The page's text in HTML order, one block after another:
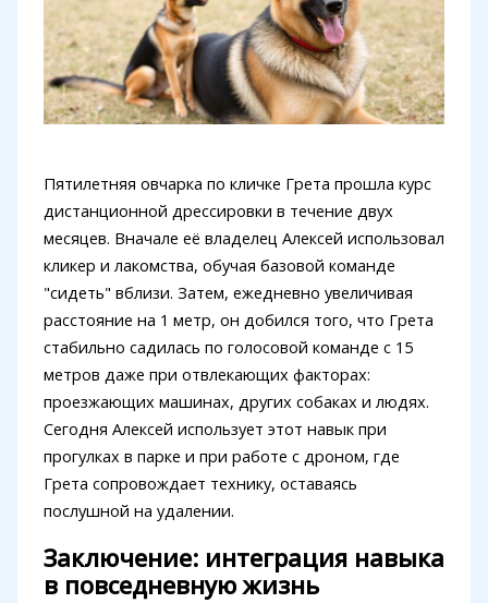
Пятилетняя овчарка по кличке Грета прошла курс
дистанционной дрессировки в течение двух
месяцев. Вначале её владелец Алексей использовал
кликер и лакомства, обучая базовой команде
"сидеть" вблизи. Затем, ежедневно увеличивая
расстояние на 1 метр, он добился того, что Грета
стабильно садилась по голосовой команде с 15
метров даже при отвлекающих факторах:
проезжающих машинах, других собаках и людях.
Сегодня Алексей использует этот навык при
прогулках в парке и при работе с дроном, где
Грета сопровождает технику, оставаясь
послушной на удалении.
Заключение: интеграция навыка
в повседневную жизнь